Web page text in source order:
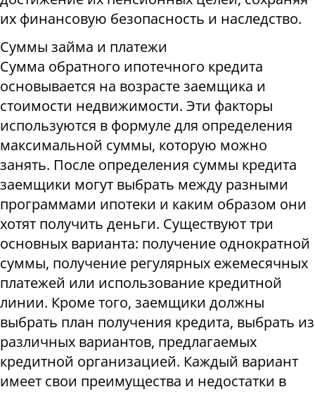
их финансовую безопасность и наследство.
Суммы займа и платежи
Сумма обратного ипотечного кредита
основывается на возрасте заемщика и
стоимости недвижимости. Эти факторы
используются в формуле для определения
максимальной суммы, которую можно
занять. После определения суммы кредита
заемщики могут выбрать между разными
программами ипотеки и каким образом они
хотят получить деньги. Существуют три
основных варианта: получение однократной
суммы, получение регулярных ежемесячных
платежей или использование кредитной
линии. Кроме того, заемщики должны
выбрать план получения кредита, выбрать из
различных вариантов, предлагаемых
кредитной организацией. Каждый вариант
имеет свои преимущества и недостатки в